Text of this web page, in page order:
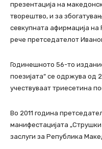
презентација на
творештво, и за
севкупната афирмација на
рече претседателот
Годинешното 56-то
поезијата“ се одржува од
учествуваат триесетина
Во 2011 година
манифестацијата
заслуги за Република